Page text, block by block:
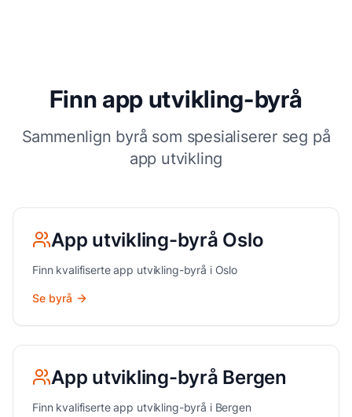
Finn app utvikling-byrå
Sammenlign byrå som spesialiserer seg på
app utvikling
App utvikling-byrå Oslo
Finn kvalifiserteapp utvikling-byrå i Oslo
Se byrå
App utvikling-byrå Bergen
Finn kvalifiserteapp utvikling-byrå i Bergen